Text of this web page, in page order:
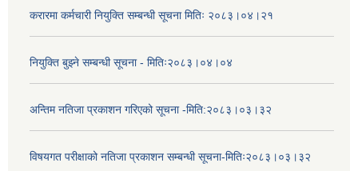
करारमा कर्मचारी नियुक्ति सम्बन्धी सूचना मितिः २०८३।०४।२१
नियुक्ति बुझ्ने सम्बन्धी सूचना - मितिः२०८३।०४।०४
अन्तिम नतिजा प्रकाशन गरिएको सूचना -मिति:२०८३।०३।३२
विषयगत परीक्षाको नतिजा प्रकाशन सम्बन्धी सूचना-मितिः२०८३।०३।३२